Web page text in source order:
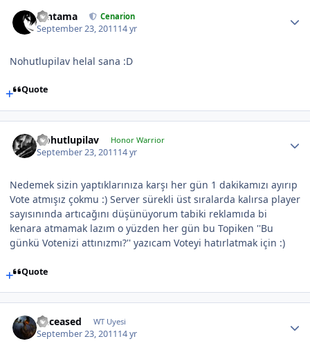
Gintama Cenarion
September 23, 201114 yr
Nohutlupilav helal sana :D
Quote
Nohutlupilav Honor Warrior
September 23, 201114 yr
Nedemek sizin yaptıklarınıza karşı her gün 1 dakikamızı ayırıp
Vote atmışız çokmu :) Server sürekli üst sıralarda kalırsa player
sayısınında artıcağını düşünüyorum tabiki reklamıda bi
kenara atmamak lazım o yüzden her gün bu Topiken ''Bu
günkü Votenizi attınızmı?'' yazıcam Voteyi hatırlatmak için :)
Quote
Deceased WT Uyesi
September 23, 201114 yr